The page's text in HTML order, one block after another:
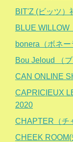
BIT'Z (ビッツ）
BLUE WILLOW
bonera（ボネ
Bou Jeloud （
CAN ONLINE
CAPRICIEUX
2020
CHAPTER（チ
CHEEK